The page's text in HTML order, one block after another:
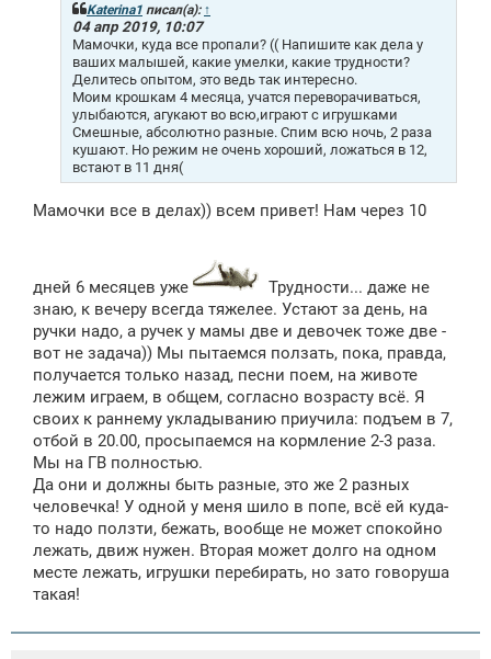
Katerina1 писал(а): ↑
04 апр 2019, 10:07
Мамочки, куда все пропали? (( Напишите как дела у
ваших малышей, какие умелки, какие трудности?
Делитесь опытом, это ведь так интересно.
Моим крошкам 4 месяца, учатся переворачиваться,
улыбаются, агукают во всю,играют с игрушками
Смешные, абсолютно разные. Спим всю ночь, 2 раза
кушают. Но режим не очень хороший, ложаться в 12,
встают в 11 дня(
Мамочки все в делах)) всем привет! Нам через 10
дней 6 месяцев уже
Трудности... даже не
знаю, к вечеру всегда тяжелее. Устают за день, на
ручки надо, а ручек у мамы две и девочек тоже две -
вот не задача)) Мы пытаемся ползать, пока, правда,
получается только назад, песни поем, на животе
лежим играем, в общем, согласно возрасту всё. Я
своих к раннему укладыванию приучила: подъем в 7,
отбой в 20.00, просыпаемся на кормление 2-3 раза.
Мы на ГВ полностью.
Да они и должны быть разные, это же 2 разных
человечка! У одной у меня шило в попе, всё ей куда-
то надо ползти, бежать, вообще не может спокойно
лежать, движ нужен. Вторая может долго на одном
месте лежать, игрушки перебирать, но зато говоруша
такая!